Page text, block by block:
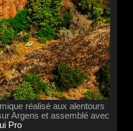
réalisé aux alentours
Argens et assemblé avec
Pro